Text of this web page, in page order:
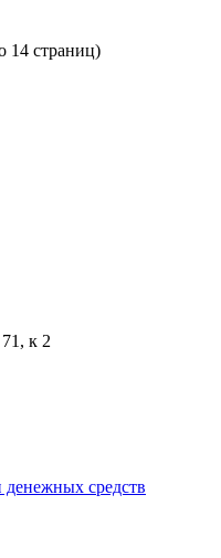
14 страниц)
к 2
денежных средств